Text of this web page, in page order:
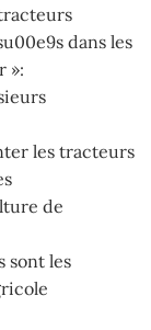
dans les
»:
les tracteurs
de
sont les